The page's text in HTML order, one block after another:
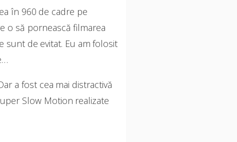
în 960 de cadre pe
o să pornească filmarea
sunt de evitat. Eu am folosit
a fost cea mai distractivă
Slow Motion realizate